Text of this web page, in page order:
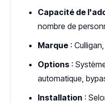
Capacité de
nombre de
Marque :
Options :
automatique,
Installation :